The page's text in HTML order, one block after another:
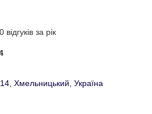
за рік
Хмельницький, Україна